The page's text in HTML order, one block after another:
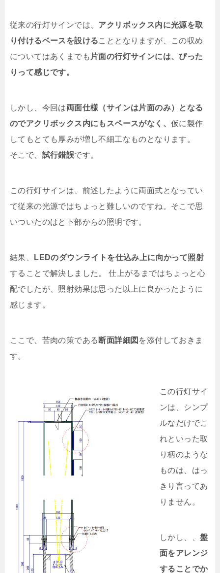
従来の行灯サインでは、 アクリボックス内に光源を取
り付けるベースを設けることとなりますが、この収め
についてはあくまでも 片面の行灯サインには、ぴった
りって感じです。
しかし、今回は両面仕様（サインは片面のみ）となる
のでアクリボックス内にもスペースがなく、 仮に製作
してもとても厚みが増し不細工なものとなります。
そこで、 試行錯誤です。
この行灯サインは、前述したように両面式となってい
て従来の光源ではちょっと難しいのですね。そこで思
いついたのはと下部からの照明です。
結果、
LEDのダウンライトを仕込み上に向かって照射
することで解決しました。 仕上がるまではちょっと心
配でしたが、照射効果は思った以上に良かったように
感じます。
ここで、苦肉の策である 断面詳細図 を添付しておきま
す。
この行灯サイ
ンは、シンプ
ルなだけでこ
れといった取
り柄のような
ものは、はっ
きり言ってあ
りません。
しかし、、 盤
面をアレンジ
することでか